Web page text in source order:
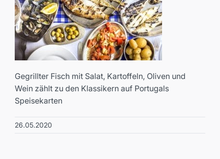
Gegrillter Fisch mit Salat, Kartoffeln, Oliven und
Wein zählt zu den Klassikern auf Portugals
Speisekarten
26.05.2020